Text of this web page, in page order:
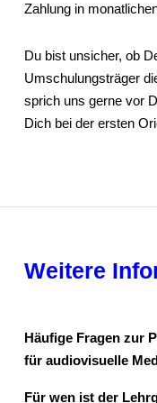
Zahlung in
Du bist unsicher, ob
Umschulungsträger
sprich uns gerne vor
Dich bei der ersten
Weitere
Häufige Fragen zur
für audiovisuelle
Für wen ist der